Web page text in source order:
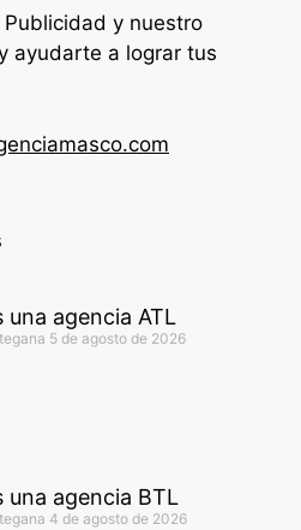
Publicidad y nuestro
ayudarte a lograr tus
una agencia ATL
5 de agosto de 2026
una agencia BTL
4 de agosto de 2026